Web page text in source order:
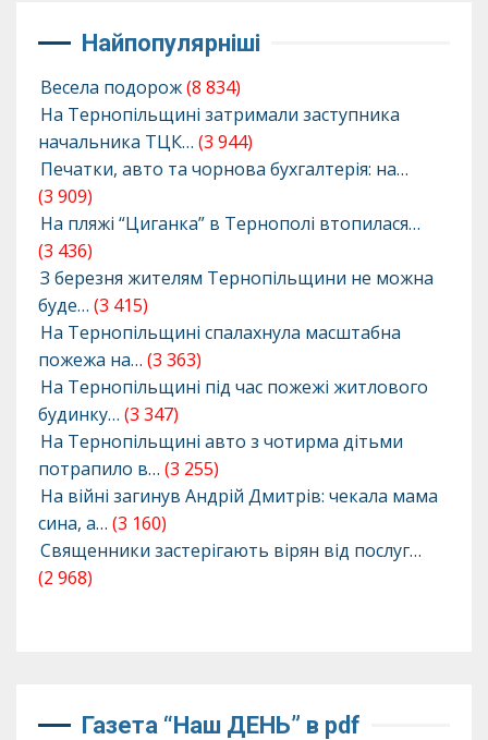
Найпопулярніші
Весела подорож(8 834)
На Тернопільщині затримали заступника
начальника ТЦК… (3 944)
Печатки, авто та чорнова бухгалтерія: на…
(3 909)
На пляжі “Циганка” в Тернополі втопилася…
(3 436)
З березня жителям Тернопільщини не можна
буде… (3 415)
На Тернопільщині спалахнула масштабна
пожежа на… (3 363)
На Тернопільщині під час пожежі житлового
будинку… (3 347)
На Тернопільщині авто з чотирма дітьми
потрапило в… (3 255)
На війні загинув Андрій Дмитрів: чекала мама
сина, а… (3 160)
Священники застерігають вірян від послуг…
(2 968)
Газета “Наш ДЕНЬ” в pdf